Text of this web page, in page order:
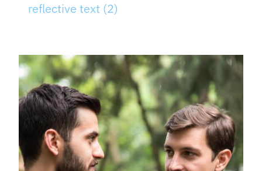
reflective text (2)